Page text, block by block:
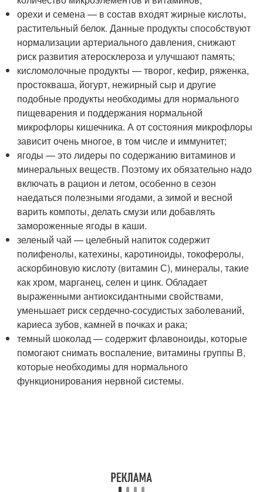
орехи и семена — в состав входят жирные кислоты,
растительный белок. Данные продукты способствуют
нормализации артериального давления, снижают
риск развития атеросклероза и улучшают память;
кисломолочные продукты — творог, кефир, ряженка,
простокваша, йогурт, нежирный сыр и другие
подобные продукты необходимы для нормального
пищеварения и поддержания нормальной
микрофлоры кишечника. А от состояния микрофлоры
зависит очень многое, в том числе и иммунитет;
ягоды — это лидеры по содержанию витаминов и
минеральных веществ. Поэтому их обязательно надо
включать в рацион и летом, особенно в сезон
наедаться полезными ягодами, а зимой и весной
варить компоты, делать смузи или добавлять
замороженные ягоды в каши.
зеленый чай — целебный напиток содержит
полифенолы, катехины, каротиноиды, токоферолы,
аскорбиновую кислоту (витамин С), минералы, такие
как хром, марганец, селен и цинк. Обладает
выраженными антиоксидантными свойствами,
уменьшает риск сердечно-сосудистых заболеваний,
кариеса зубов, камней в почках и рака;
темный шоколад — содержит флавоноиды, которые
помогают снимать воспаление, витамины группы В,
которые необходимы для нормального
функционирования нервной системы.